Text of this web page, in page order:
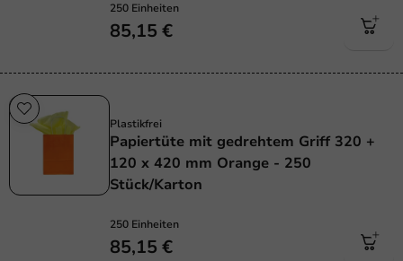
250 Einheiten
85,15 €
Plastikfrei
Papiertüte mit gedrehtem Griff 320 +
120 x 420 mm Orange - 250
Stück/Karton
250 Einheiten
85,15 €